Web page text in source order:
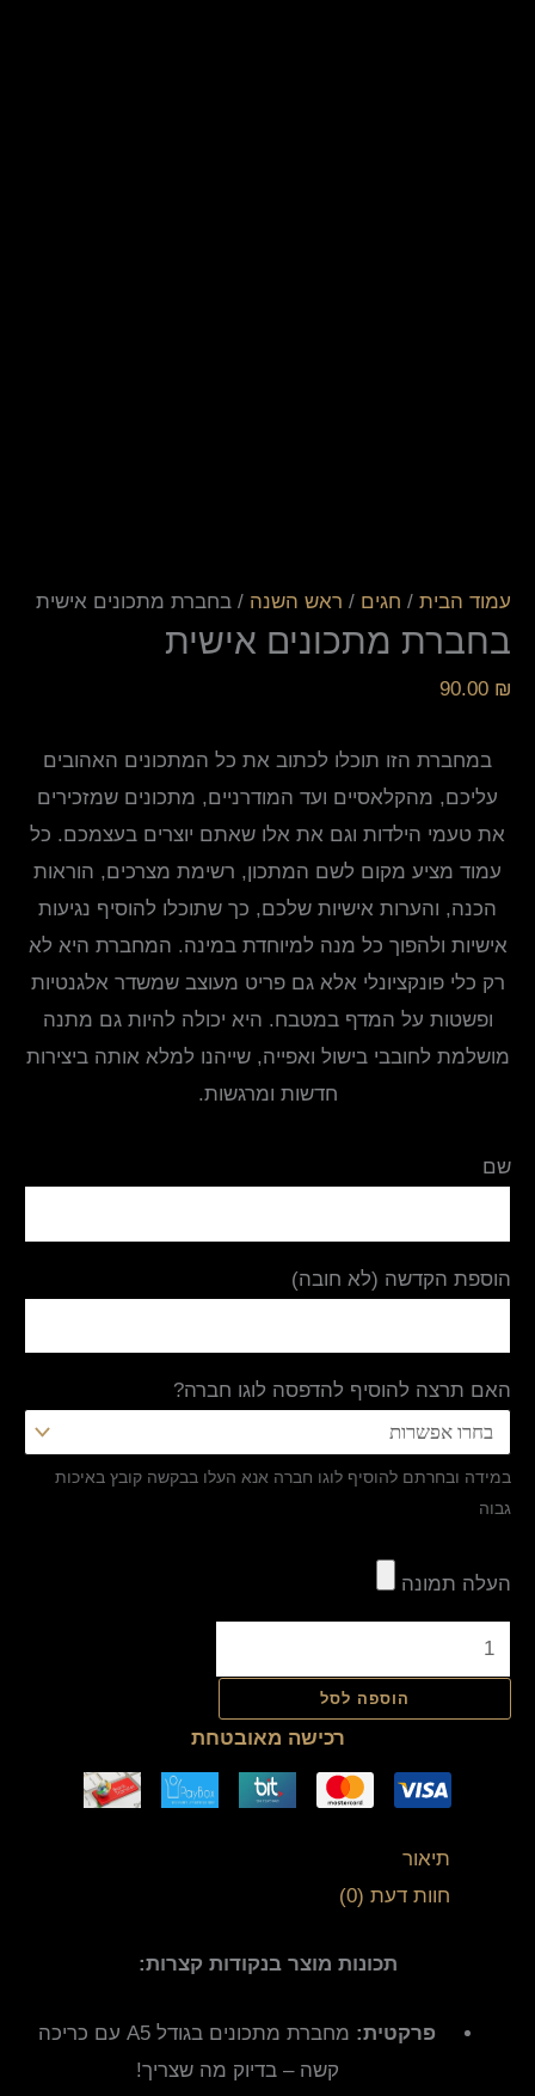
עמוד הבית / חגים / ראש השנה / בחברת מתכונים אישית
בחברת מתכונים אישית
90.00 ₪
במחברת הזו תוכלו לכתוב את כל המתכונים האהובים
עליכם, מהקלאסיים ועד המודרניים, מתכונים שמזכירים
את טעמי הילדות וגם את אלו שאתם יוצרים בעצמכם. כל
עמוד מציע מקום לשם המתכון, רשימת מצרכים, הוראות
הכנה, והערות אישיות שלכם, כך שתוכלו להוסיף נגיעות
אישיות ולהפוך כל מנה למיוחדת במינה. המחברת היא לא
רק כלי פונקציונלי אלא גם פריט מעוצב שמשדר אלגנטיות
ופשטות על המדף במטבח. היא יכולה להיות גם מתנה
מושלמת לחובבי בישול ואפייה, שייהנו למלא אותה ביצירות
חדשות ומרגשות.
שם
הוספת הקדשה (לא חובה)
האם תרצה להוסיף להדפסה לוגו חברה?
במידה ובחרתם להוסיף לוגו חברה אנא העלו בבקשה קובץ באיכות
גבוה
העלה תמונה
הוספה לסל
רכישה מאובטחת
תיאור
חוות דעת (0)
תכונות מוצר בנקודות קצרות:
פרקטית:
מחברת מתכונים בגודל A5 עם כריכה
קשה – בדיוק מה שצריך!